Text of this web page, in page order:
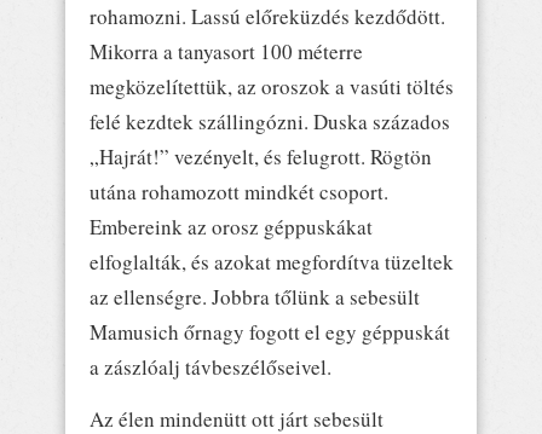
rohamozni. Lassú előreküzdés kezdődött.
Mikorra a tanyasort 100 méterre
megközelítettük, az oroszok a vasúti töltés
felé kezdtek szállingózni. Duska százados
„Hajrát!” vezényelt, és felugrott. Rögtön
utána rohamozott mindkét csoport.
Embereink az orosz géppuskákat
elfoglalták, és azokat megfordítva tüzeltek
az ellenségre. Jobbra tőlünk a sebesült
Mamusich őrnagy fogott el egy géppuskát
a zászlóalj távbeszélőseivel.
Az élen mindenütt ott járt sebesült